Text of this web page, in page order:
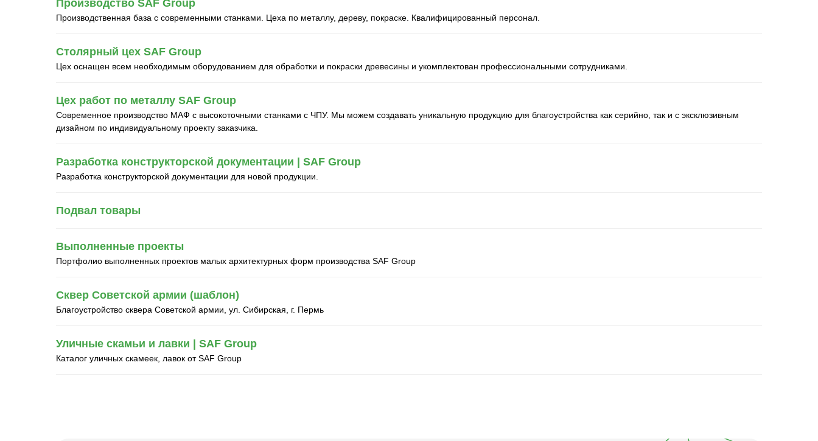
Производство SAF Group
Производственная база с современными станками. Цеха по металлу, дереву, покраске. Квалифицированный персонал.
Столярный цех SAF Group
Цех оснащен всем необходимым оборудованием для обработки и покраски древесины и укомплектован профессиональными сотрудниками.
Цех работ по металлу SAF Group
Современное производство МАФ с высокоточными станками с ЧПУ. Мы можем создавать уникальную продукцию для благоустройства как серийно, так и с эксклюзивным
дизайном по индивидуальному проекту заказчика.
Разработка конструкторской документации | SAF Group
Разработка конструкторской документации для новой продукции.
Подвал товары
Выполненные проекты
Портфолио выполненных проектов малых архитектурных форм производства SAF Group
Сквер Советской армии (шаблон)
Благоустройство сквера Советской армии, ул. Сибирская, г. Пермь
Уличные скамьи и лавки | SAF Group
Каталог уличных скамеек, лавок от SAF Group